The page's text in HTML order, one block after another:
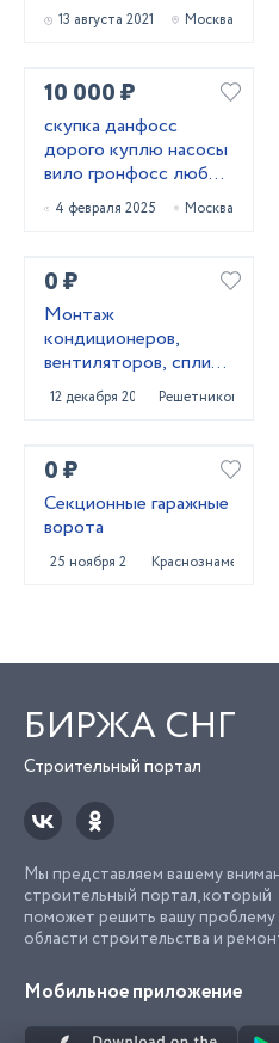
13 августа 2021 Москва
10 000 ₽
скупка данфосс
дорого куплю насосы
вило гронфосс любое
модель срочно
4 февраля 2025 Москва
0 ₽
Монтаж
кондиционеров,
вентиляторов, сплит-
систем
12 декабря 2021 Решетниково
0 ₽
Секционные гаражные
ворота
25 ноября 2020 Краснознаменск
БИРЖА СНГ
Строительный портал
Мы представляем вашему
строительный портал, который
поможет решить вашу проблему
области строительства и
Мобильное приложение